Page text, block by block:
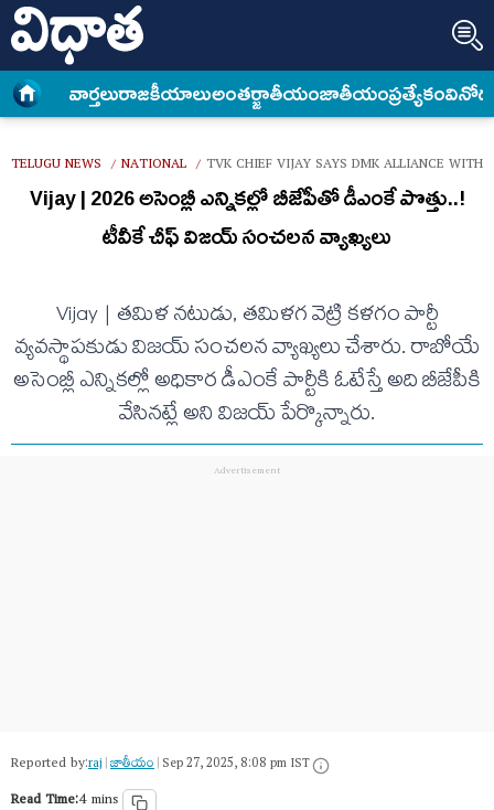
వార్త‌లురాజకీయాలుఅంత‌ర్జాతీయంజాతీయంప్రత్యేకం
TELUGU NEWS / NATIONAL / TVK CHIEF VIJAY SAYS DMK ALLIANCE WITH
Vijay | 2026 అసెంబ్లీ ఎన్నిక‌ల్లో బీజేపీతో డీఎంకే పొత్తు..!
టీవీకే చీఫ్ విజ‌య్ సంచ‌ల‌న వ్యాఖ్య‌లు
Vijay | త‌మిళ న‌టుడు, త‌మిళ‌గ వెట్రి క‌ళ‌గం పార్టీ
వ్య‌వ‌స్థాప‌కుడు విజ‌య్ సంచ‌ల‌న వ్యాఖ్య‌లు చేశారు. రాబోయే
అసెంబ్లీ ఎన్నిక‌ల్లో అధికార డీఎంకే పార్టీకి ఓటేస్తే అది బీజేపీకి
వేసిన‌ట్లే అని విజ‌య్ పేర్కొన్నారు.
Reported by:raj|జాతీయం|Sep 27, 2025, 8:08 pm IST
Read Time:4 mins